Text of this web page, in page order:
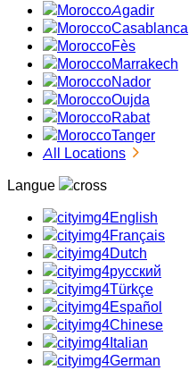
Agadir
Casablanca
Fès
Marrakech
Nador
Oujda
Rabat
Tanger
All Locations
Langue
English
Français
Dutch
русский
Türkçe
Español
Chinese
Italian
German